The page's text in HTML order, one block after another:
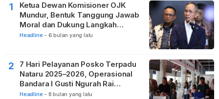
1
Ketua Dewan Komisioner OJK
Mundur, Bentuk Tanggung Jawab
Moral dan Dukung Langkah
Pemulihan
Headline - 6 bulan yang lalu
2
7 Hari Pelayanan Posko Terpadu
Nataru 2025–2026, Operasional
Bandara I Gusti Ngurah Rai
Berjalan Lancar
Headline - 8 bulan yang lalu